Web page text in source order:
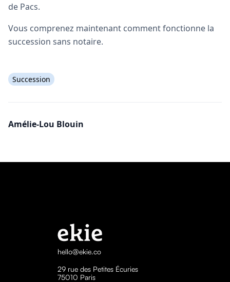
de Pacs.
Vous comprenez maintenant comment fonctionne la
succession sans notaire.
Succession
Amélie-Lou Blouin
hello@ekie.co
29 rue des Petites Écuries
75010 Paris